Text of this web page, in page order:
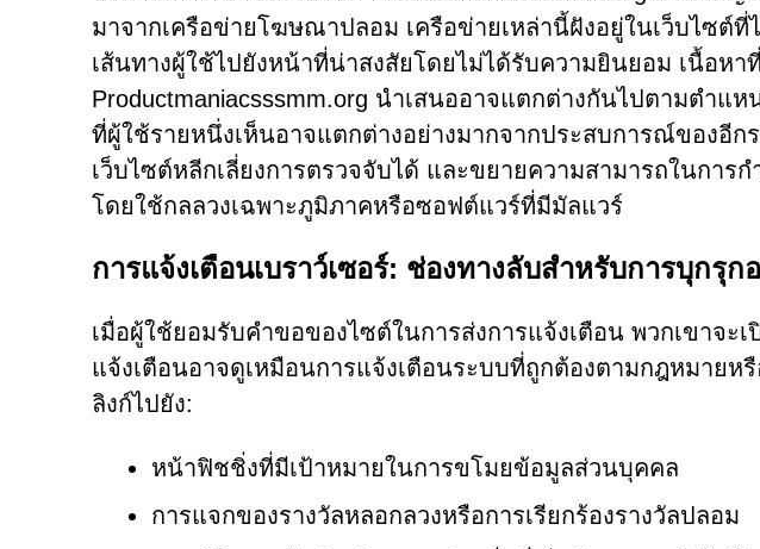
มาจากเครือข่ายโฆษณาปลอม เครือข่ายเหล่านี้ฝังอยู่ในเว็บไซต์
เส้นทางผู้ใช้ไปยังหน้าที่น่าสงสัยโดยไม่ได้รับความยินยอม เนื้อหา
Productmaniacsssmm.org นำเสนออาจแตกต่างกันไปตามตำแ
ที่ผู้ใช้รายหนึ่งเห็นอาจแตกต่างอย่างมากจากประสบการณ์ของอี
เว็บไซต์หลีกเลี่ยงการตรวจจับได้ และขยายความสามารถในกา
โดยใช้กลลวงเฉพาะภูมิภาคหรือซอฟต์แวร์ที่มีมัลแวร์
การแจ้งเตือนเบราว์เซอร์: ช่องทางลับสำหรับการบุกรุก
เมื่อผู้ใช้ยอมรับคำขอของไซต์ในการส่งการแจ้งเตือน พวกเขาจะ
แจ้งเตือนอาจดูเหมือนการแจ้งเตือนระบบที่ถูกต้องตามกฎหมาย
ลิงก์ไปยัง:
หน้าฟิชชิ่งที่มีเป้าหมายในการขโมยข้อมูลส่วนบุคคล
การแจกของรางวัลหลอกลวงหรือการเรียกร้องรางวัลปลอม